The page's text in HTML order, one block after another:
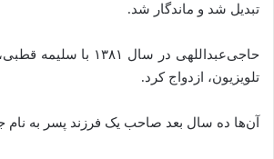
تبدیل شد و ماندگار شد.
حاجی‌عبداللهی در سال ۱۳۸۱
تلویزیون، ازدواج کرد.
آن‌ها ده سال بعد صاحب یک فرزند پسر به نام